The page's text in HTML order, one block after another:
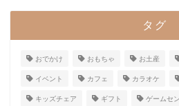
タグ
おでかけ おもちゃ お土産
イベント カフェ カラオケ
キッズチェア ギフト ゲームセ